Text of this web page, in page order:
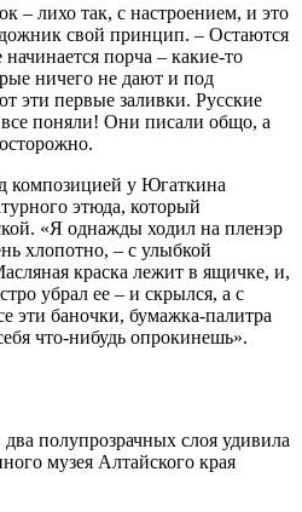
– лихо так, с настроением, и это
свой принцип. – Остаются
порча – какие-то
ничего не дают и под
эти первые заливки. Русские
поняли! Они писали общо, а
композицией у Югаткина
этюда, который
«Я однажды ходил на пленэр
хлопотно, – с улыбкой
краска лежит в ящичке, и,
убрал ее – и скрылся, а с
эти баночки, бумажка-палитра
что-нибудь опрокинешь».
полупрозрачных слоя удивила
музея Алтайского края